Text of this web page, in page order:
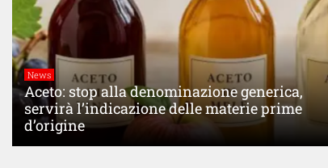
News
Aceto: stop alla denominazione generica,
servirà l’indicazione delle materie prime
d’origine